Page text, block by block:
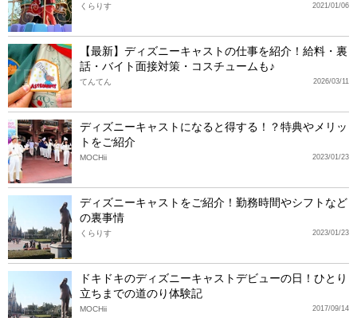
2021/01/06
くらりす
【最新】ディズニーキャストの仕事を紹介！給料・裏
話・バイト面接対策・コスチュームも♪
2026/03/11
てんてん
ディズニーキャストになると得する！？特典やメリッ
トをご紹介
2023/01/23
MOCHii
ディズニーキャストをご紹介！勤務時間やシフトなど
の裏事情
2023/01/23
くらりす
ドキドキのディズニーキャストデビューの日！ひとり
立ちまでの道のり体験記
2017/09/14
MOCHii